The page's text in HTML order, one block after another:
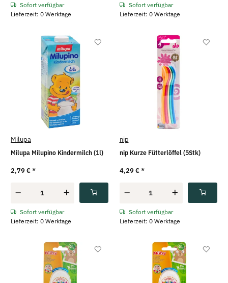
Sofort verfügbar
Lieferzeit: 0 Werktage
Sofort verfügbar
Lieferzeit: 0 Werktage
Milupa
Milupa Milupino Kindermilch (1l)
2,79 €*
Sofort verfügbar
Lieferzeit: 0 Werktage
nip
nip Kurze Fütterlöffel (5Stk)
4,29 €*
Sofort verfügbar
Lieferzeit: 0 Werktage